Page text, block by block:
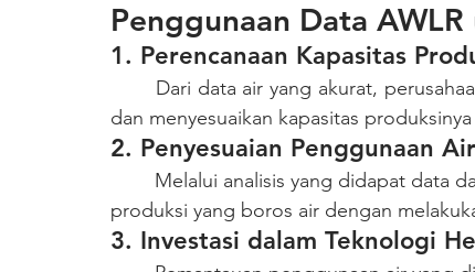
Penggunaan Data
1. Perencanaan Kapasitas
dan menyesuaikan kapasitas
2. Penyesuaian Penggunaan Air
produksi yang boros air dengan
3. Investasi dalam Teknologi